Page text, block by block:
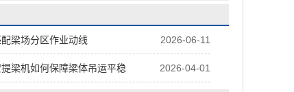
2026-06-11
梁场分区作业动线
2026-04-01
梁机如何保障梁体吊运平稳